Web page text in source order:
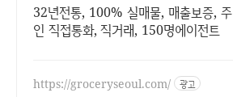
른 직거래 & 안전중개거래
32년전통, 100% 실매물, 매출보증, 주
인 직접통화, 직거래, 150명에이전트
https://groceryseoul.com/ 광고